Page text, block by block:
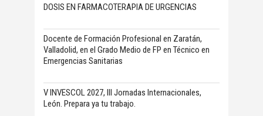
DOSIS EN FARMACOTERAPIA DE URGENCIAS
Docente de Formación Profesional en Zaratán,
Valladolid, en el Grado Medio de FP en Técnico en
Emergencias Sanitarias
V INVESCOL 2027, III Jornadas Internacionales,
León. Prepara ya tu trabajo.